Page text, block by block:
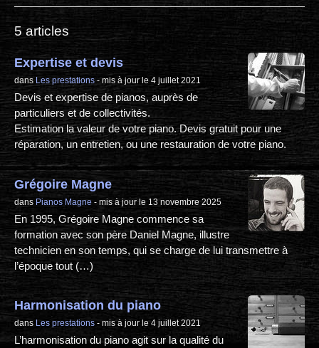
5 articles
Expertise et devis
dans Les prestations - mis à jour le 4 juillet 2021
Devis et expertise de pianos, auprès de
particuliers et de collectivités.
Estimation la valeur de votre piano. Devis gratuit pour une
réparation, un entretien, ou une restauration de votre piano.
Grégoire Magne
dans Pianos Magne - mis à jour le 13 novembre 2025
En 1995, Grégoire Magne commence sa
formation avec son père Daniel Magne, illustre
technicien en son temps, qui se charge de lui transmettre à
l’époque tout (…)
Harmonisation du piano
dans Les prestations - mis à jour le 4 juillet 2021
L’harmonisation du piano agit sur la qualité du